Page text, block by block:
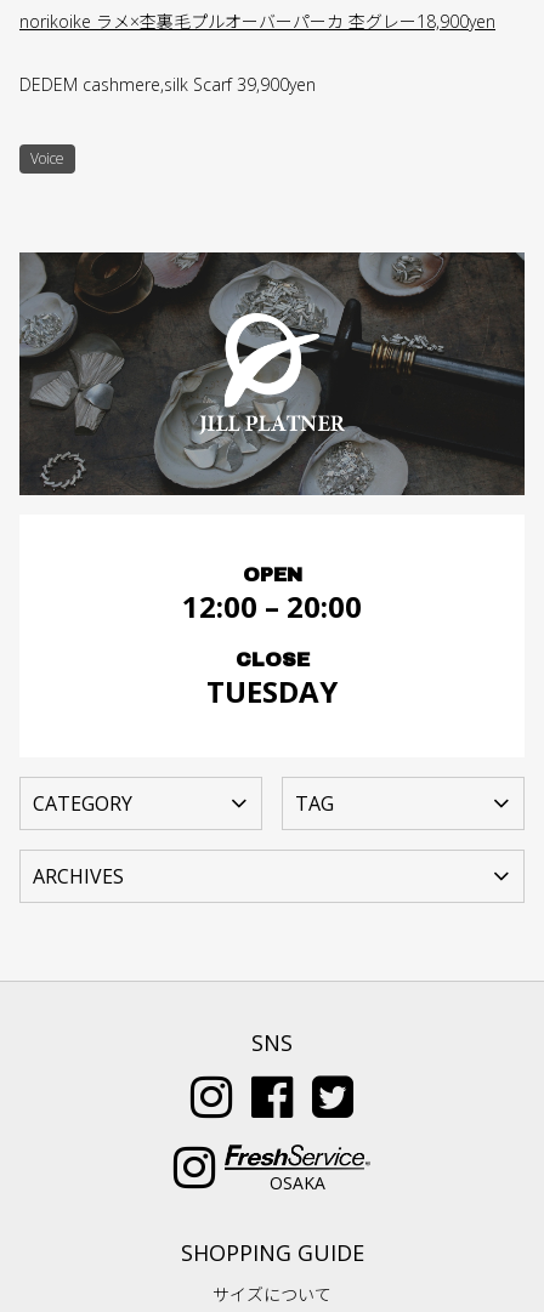
norikoike ラメ×杢裏毛プルオーバーパーカ 杢グレー18,900yen
DEDEM cashmere,silk Scarf 39,900yen
Voice
OPEN
12:00 – 20:00
CLOSE
TUESDAY
SNS
OSAKA
SHOPPING GUIDE
サイズについて